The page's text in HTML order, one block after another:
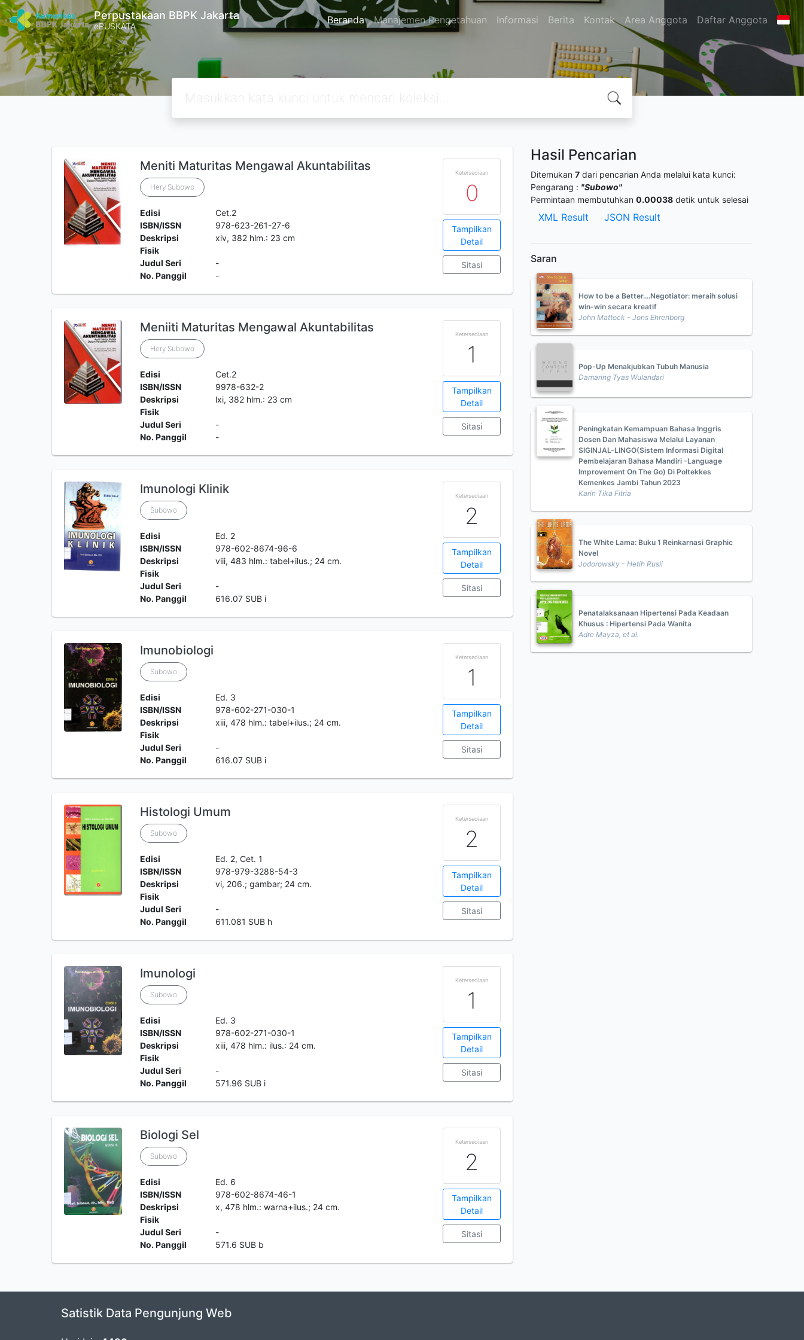
Perpustakaan BBPK Jakarta
ePUSKATA Beranda Manajemen Pengetahuan Informasi Berita Kontak Area Anggota Daftar Anggota
Meniti Maturitas Mengawal Akuntabilitas
Hery Subowo
Edisi
Cet.2
ISBN/ISSN
978-623-261-27-6
Deskripsi
Fisik
xiv, 382 hlm.: 23 cm
Judul Seri
-
No. Panggil
-
Ketersediaan
0
Tampilkan
Detail
Sitasi
Meniiti Maturitas Mengawal Akuntabilitas
Hery Subowo
Edisi
Cet.2
ISBN/ISSN
9978-632-2
Deskripsi
Fisik
lxi, 382 hlm.: 23 cm
Judul Seri
-
No. Panggil
-
Ketersediaan
1
Tampilkan
Detail
Sitasi
Imunologi Klinik
Subowo
Edisi
Ed. 2
ISBN/ISSN
978-602-8674-96-6
Deskripsi
Fisik
viii, 483 hlm.: tabel+ilus.; 24 cm.
Judul Seri
-
No. Panggil
616.07 SUB i
Ketersediaan
2
Tampilkan
Detail
Sitasi
Imunobiologi
Subowo
Edisi
Ed. 3
ISBN/ISSN
978-602-271-030-1
Deskripsi
Fisik
xiii, 478 hlm.: tabel+ilus.; 24 cm.
Judul Seri
-
No. Panggil
616.07 SUB i
Ketersediaan
1
Tampilkan
Detail
Sitasi
Histologi Umum
Subowo
Edisi
Ed. 2, Cet. 1
ISBN/ISSN
978-979-3288-54-3
Deskripsi
Fisik
vi, 206.; gambar; 24 cm.
Judul Seri
-
No. Panggil
611.081 SUB h
Ketersediaan
2
Tampilkan
Detail
Sitasi
Imunologi
Subowo
Edisi
Ed. 3
ISBN/ISSN
978-602-271-030-1
Deskripsi
Fisik
xiii, 478 hlm.: ilus.: 24 cm.
Judul Seri
-
No. Panggil
571.96 SUB i
Ketersediaan
1
Tampilkan
Detail
Sitasi
Biologi Sel
Subowo
Edisi
Ed. 6
ISBN/ISSN
978-602-8674-46-1
Deskripsi
Fisik
x, 478 hlm.: warna+ilus.; 24 cm.
Judul Seri
-
No. Panggil
571.6 SUB b
Ketersediaan
2
Tampilkan
Detail
Sitasi
Hasil Pencarian
Ditemukan 7 dari pencarian Anda melalui kata kunci:
Pengarang : "Subowo"
Permintaan membutuhkan 0.00038 detik untuk selesai
XML Result JSON Result
Saran
How to be a Better....Negotiator: meraih solusi
win-win secara kreatif
John Mattock - Jons Ehrenborg
Pop-Up Menakjubkan Tubuh Manusia
Damaring Tyas Wulandari
Peningkatan Kemampuan Bahasa Inggris
Dosen Dan Mahasiswa Melalui Layanan
SIGINJAL-LINGO(Sistem Informasi Digital
Pembelajaran Bahasa Mandiri -Language
Improvement On The Go) Di Poltekkes
Kemenkes Jambi Tahun 2023
Karin Tika Fitria
The White Lama: Buku 1 Reinkarnasi Graphic
Novel
Jodorowsky - Hetih Rusli
Penatalaksanaan Hipertensi Pada Keadaan
Khusus : Hipertensi Pada Wanita
Adre Mayza, et al.
Satistik Data Pengunjung Web